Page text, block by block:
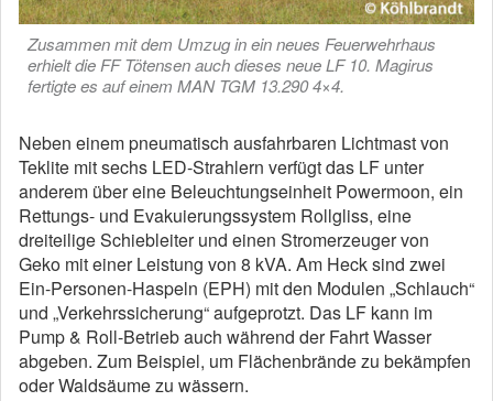
Zusammen mit dem Umzug in ein neues Feuerwehrhaus
erhielt die FF Tötensen auch dieses neue LF 10. Magirus
fertigte es auf einem MAN TGM 13.290 4×4.
Neben einem pneumatisch ausfahrbaren Lichtmast von
Teklite mit sechs LED-Strahlern verfügt das LF unter
anderem über eine Beleuchtungseinheit Powermoon, ein
Rettungs- und Evakuierungssystem Rollgliss, eine
dreiteilige Schiebleiter und einen Stromerzeuger von
Geko mit einer Leistung von 8 kVA. Am Heck sind zwei
Ein-Personen-Haspeln (EPH) mit den Modulen „Schlauch“
und „Verkehrssicherung“ aufgeprotzt. Das LF kann im
Pump & Roll-Betrieb auch während der Fahrt Wasser
abgeben. Zum Beispiel, um Flächenbrände zu bekämpfen
oder Waldsäume zu wässern.